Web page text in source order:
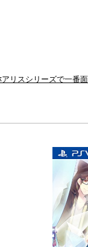
アリスシリーズで一番